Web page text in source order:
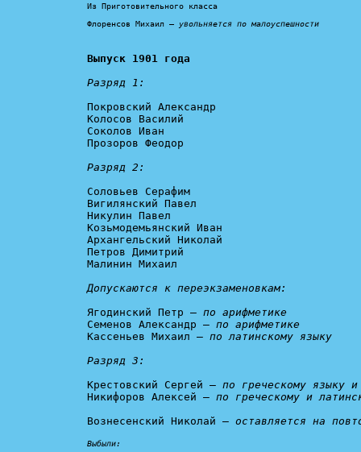
Из Приготовительного класса
Флоренсов Михаил – увольняется по малоуспешности
Выпуск 1901 года
Разряд 1:
Покровский Александр
Колосов Василий
Соколов Иван
Прозоров Феодор
Разряд 2:
Соловьев Серафим
Вигилянский Павел
Никулин Павел
Козьмодемьянский Иван
Архангельский Николай
Петров Димитрий
Малинин Михаил
Допускаются к переэкзаменовкам:
Ягодинский Петр – по арифметике
Семенов Александр – по арифметике
Кассеньев Михаил – по латинскому языку
Разряд 3:
Крестовский Сергей – по греческому языку и
Никифоров Алексей – по греческому и
Вознесенский Николай – оставляется на
Выбыли: